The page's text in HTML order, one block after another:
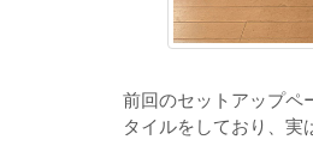
前回のセットアップペ
タイルをしており、実